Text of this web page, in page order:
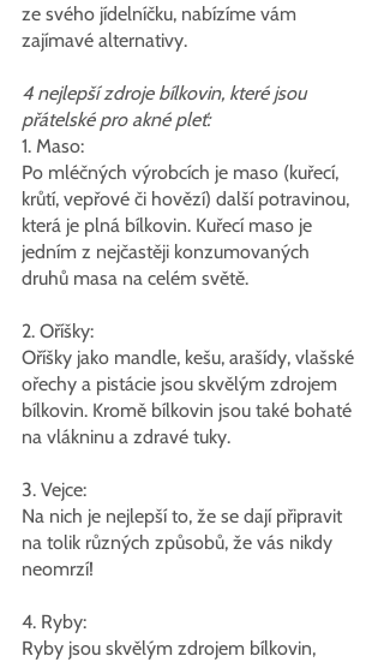
ze svého jídelníčku, nabízíme vám
zajímavé alternativy.
4 nejlepší zdroje bílkovin, které jsou
přátelské pro akné pleť:
1. Maso:
Po mléčných výrobcích je maso (kuřecí,
krůtí, vepřové či hovězí) další potravinou,
která je plná bílkovin. Kuřecí maso je
jedním z nejčastěji konzumovaných
druhů masa na celém světě.
2. Oříšky:
Oříšky jako mandle, kešu, arašídy, vlašské
ořechy a pistácie jsou skvělým zdrojem
bílkovin. Kromě bílkovin jsou také bohaté
na vlákninu a zdravé tuky.
3. Vejce:
Na nich je nejlepší to, že se dají připravit
na tolik různých způsobů, že vás nikdy
neomrzí!
4. Ryby:
Ryby jsou skvělým zdrojem bílkovin,